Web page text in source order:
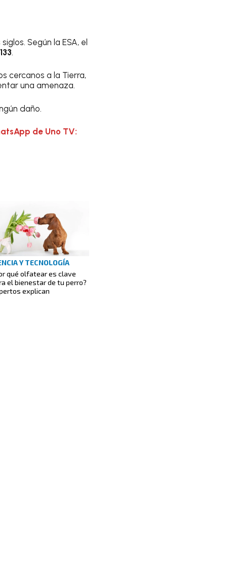
Según la ESA, el
.
cercanos a la Tierra,
una amenaza.
daño.
de Uno TV:
Y TECNOLOGÍA
qué olfatear es clave
el bienestar de tu perro?
explican